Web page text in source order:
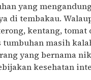
yang
di tembakau.
kentang,
masih
yang bernama
kesehatan